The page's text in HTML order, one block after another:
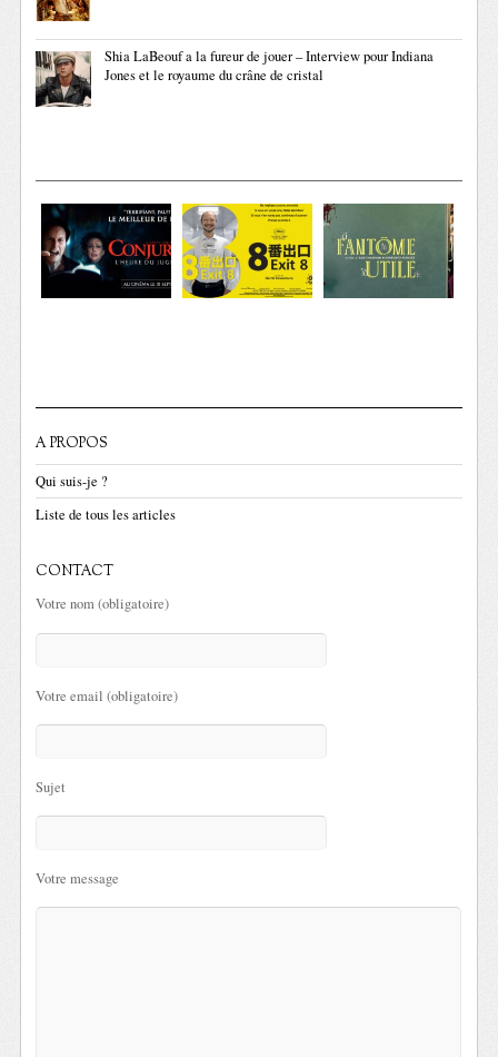
Shia LaBeouf a la fureur de jouer – Interview pour Indiana
Jones et le royaume du crâne de cristal
A PROPOS
Qui suis-je ?
Liste de tous les articles
CONTACT
Votre nom (obligatoire)
Votre email (obligatoire)
Sujet
Votre message